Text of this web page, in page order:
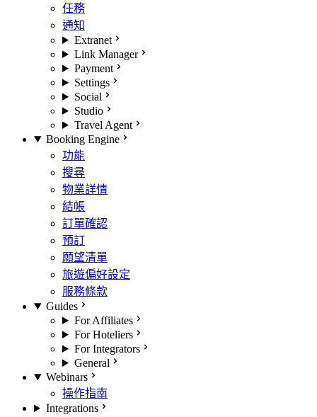
任務
通知
Extranet
Link Manager
Payment
Settings
Social
Studio
Travel Agent
Booking Engine
功能
搜尋
物業詳情
結帳
訂單確認
預訂
願望清單
旅遊偏好設定
服務條款
Guides
For Affiliates
For Hoteliers
For Integrators
General
Webinars
操作指南
Integrations